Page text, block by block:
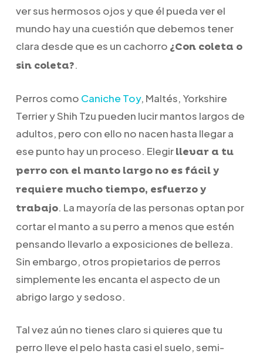
ver sus hermosos ojos y que él pueda ver el
mundo hay una cuestión que debemos tener
clara desde que es un cachorro ¿Con coleta o
sin coleta?.
Perros como Caniche Toy, Maltés, Yorkshire
Terrier y Shih Tzu pueden lucir mantos largos de
adultos, pero con ello no nacen hasta llegar a
ese punto hay un proceso. Elegirllevar a tu
perro con el manto largo no es fácil y
requiere mucho tiempo, esfuerzo y
trabajo. La mayoría de las personas optan por
cortar el manto a su perro a menos que estén
pensando llevarlo a exposiciones de belleza.
Sin embargo, otros propietarios de perros
simplemente les encanta el aspecto de un
abrigo largo y sedoso.
Tal vez aún no tienes claro si quieres que tu
perro lleve el pelo hasta casi el suelo, semi-